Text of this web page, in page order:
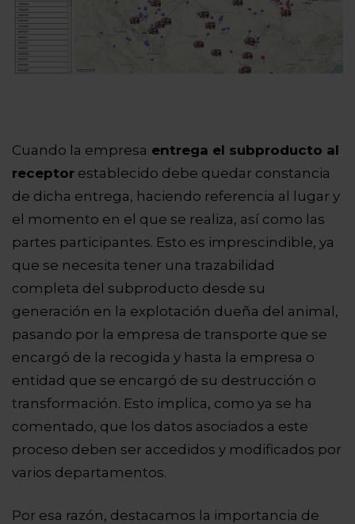
Cuando la empresa entrega el subproducto al
receptor establecido debe quedar constancia
de dicha entrega, haciendo referencia al lugar y
el momento en el que se realiza, así como las
partes participantes. Esto es imprescindible, ya
que se necesita tener una trazabilidad
completa del subproducto desde su
generación en la explotación dueña del animal,
pasando por la empresa de transporte que se
encargó de la recogida y hasta la empresa o
entidad que se encargó de su destrucción o
transformación. Esto implica, como ya se ha
comentado, que los datos asociados a este
proceso deben ser accedidos y modificados por
varios departamentos.
Por esa razón, destacamos la importancia de